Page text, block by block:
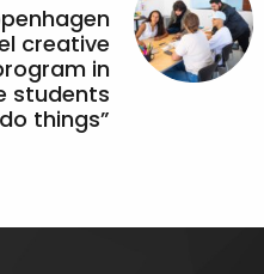
creative
in
students
things”